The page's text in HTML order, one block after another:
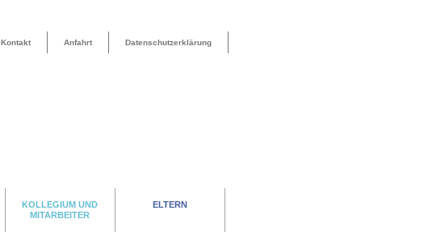
Datenschutzerklärung
Anfahrt
Kontakt
KOLLEGIUM UND
MITARBEITER
ELTERN